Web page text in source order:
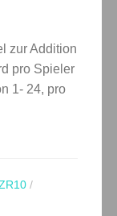
zur Addition
pro Spieler
1- 24, pro
/